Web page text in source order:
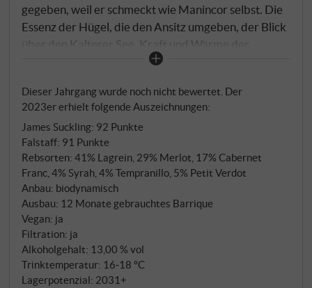
gegeben, weil er schmeckt wie Manincor selbst. Die
Essenz der Hügel, die den Ansitz umgeben, der Blick
über den Kalterer See, Kraft und Wärme der
wärmsten Lagen Südtirols – alles findet sich in
Panholzerhof, beide auf 250m, Südosthänge mit
sandigen Lehmböden voller Kalkschotter und
Gletscherablagerungen.
Dieser Jahrgang wurde noch nicht bewertet. Der
2023er erhielt folgende Auszeichnungen:
James Suckling: 92 Punkte
Falstaff: 91 Punkte
Rebsorten: 41% Lagrein, 29% Merlot, 17% Cabernet
Franc, 4% Syrah, 4% Tempranillo, 5% Petit Verdot
Anbau: biodynamisch
Ausbau: 12 Monate gebrauchtes Barrique
Vegan: ja
Filtration: ja
Alkoholgehalt: 13,00 % vol
Trinktemperatur: 16‑18 °C
Lagerpotenzial: 2031+